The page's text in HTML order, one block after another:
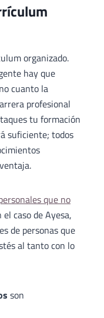
organizado.
hay que
cuanto la
profesional
tu formación
suficiente; todos
que no
el caso de Ayesa,
de personas que
al tanto con lo
son